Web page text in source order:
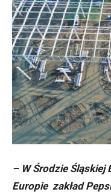
– W Środzie Śląskiej
Europie zakład